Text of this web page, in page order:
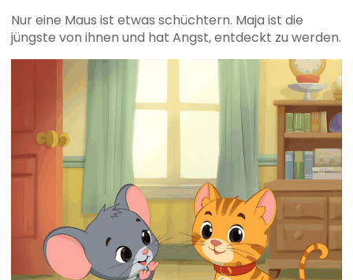
Nur eine Maus ist etwas schüchtern. Maja ist die
jüngste von ihnen und hat Angst, entdeckt zu werden.